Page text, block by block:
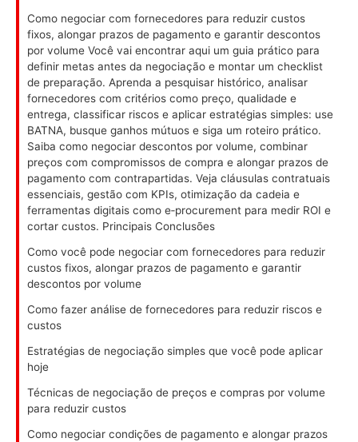
Como negociar com fornecedores para reduzir custos
fixos, alongar prazos de pagamento e garantir descontos
por volume Você vai encontrar aqui um guia prático para
definir metas antes da negociação e montar um checklist
de preparação. Aprenda a pesquisar histórico, analisar
fornecedores com critérios como preço, qualidade e
entrega, classificar riscos e aplicar estratégias simples: use
BATNA, busque ganhos mútuos e siga um roteiro prático.
Saiba como negociar descontos por volume, combinar
preços com compromissos de compra e alongar prazos de
pagamento com contrapartidas. Veja cláusulas contratuais
essenciais, gestão com KPIs, otimização da cadeia e
ferramentas digitais como e‑procurement para medir ROI e
cortar custos. Principais Conclusões
Como você pode negociar com fornecedores para reduzir
custos fixos, alongar prazos de pagamento e garantir
descontos por volume
Como fazer análise de fornecedores para reduzir riscos e
custos
Estratégias de negociação simples que você pode aplicar
hoje
Técnicas de negociação de preços e compras por volume
para reduzir custos
Como negociar condições de pagamento e alongar prazos